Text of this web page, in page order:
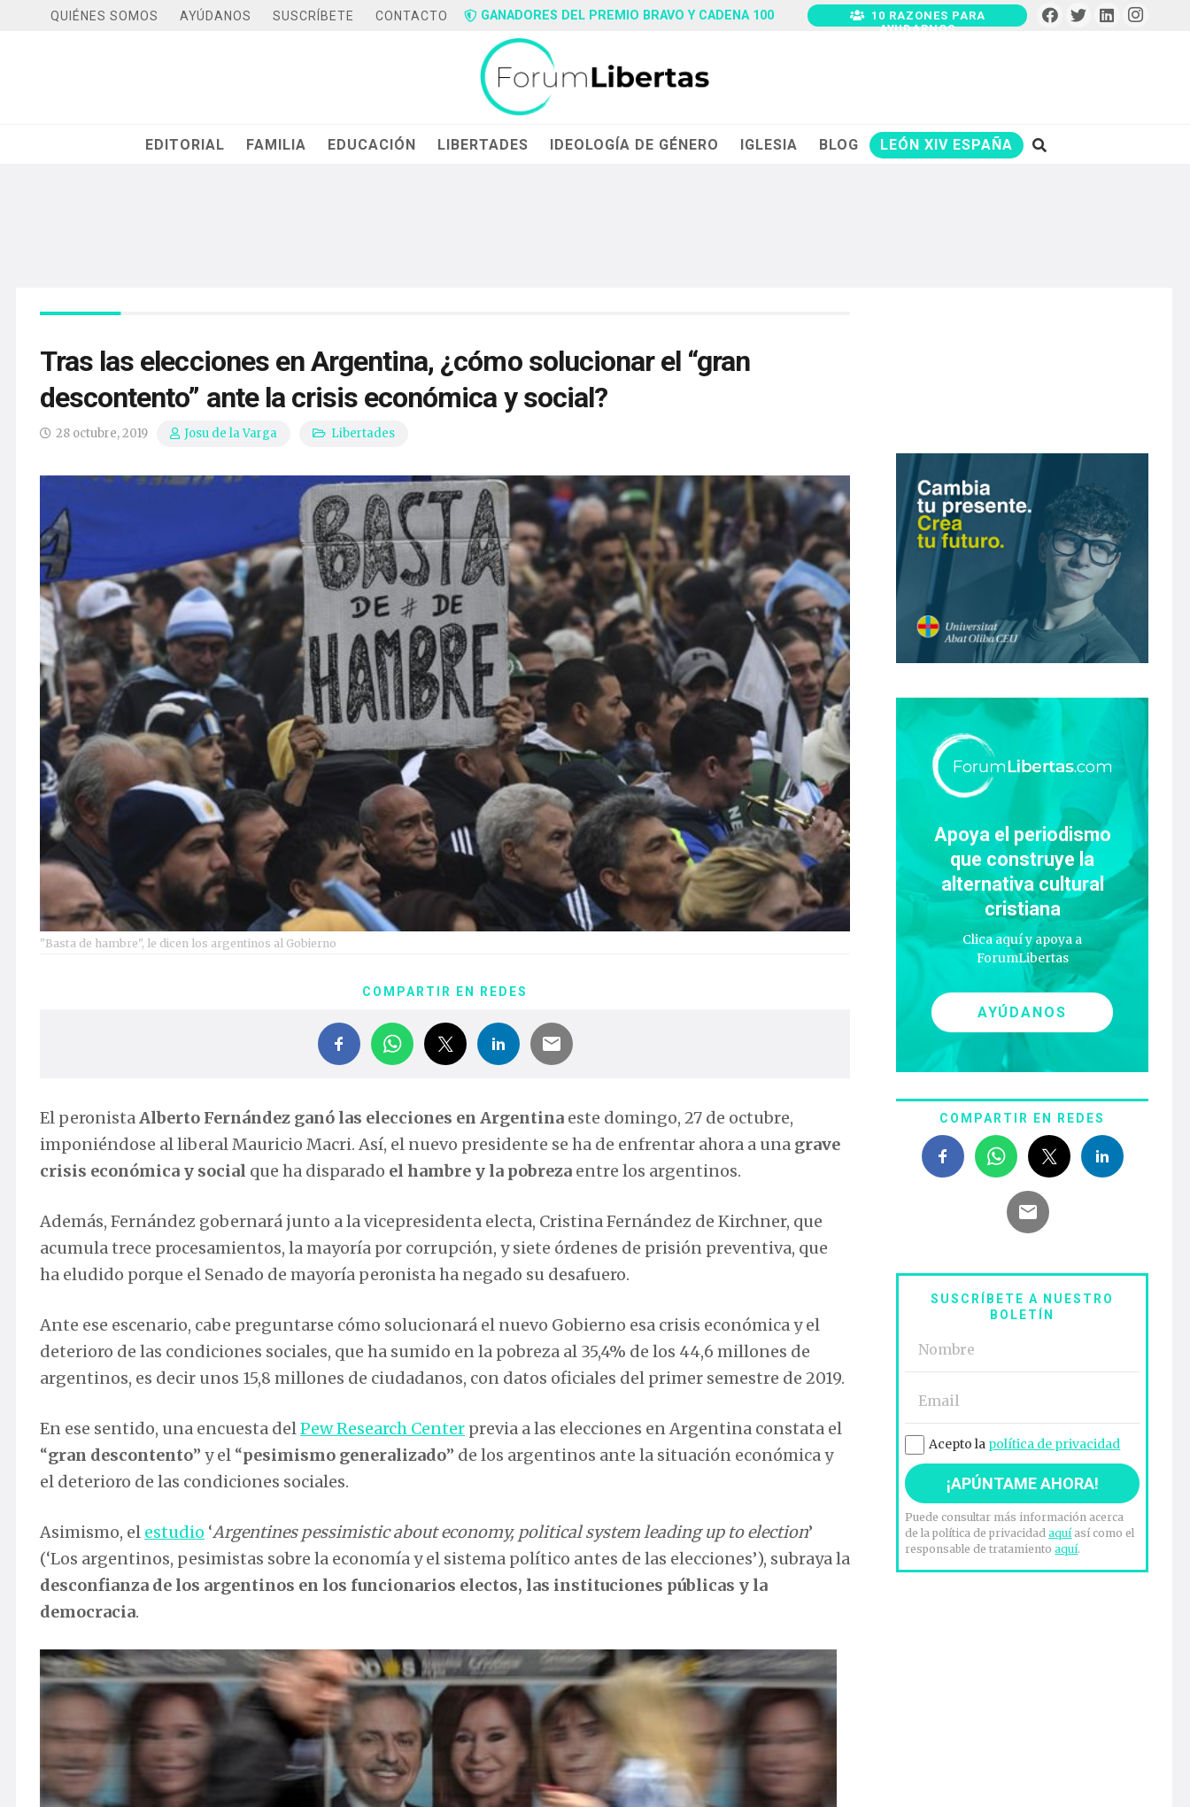
QUIÉNES SOMOS AYÚDANOS SUSCRÍBETE CONTACTO GANADORES DEL PREMIO BRAVO Y CADENA 100
10 RAZONES PARA
AYUDARNOS
EDITORIAL FAMILIA EDUCACIÓN LIBERTADES IDEOLOGÍA DE GÉNERO IGLESIA BLOG LEÓN XIV ESPAÑA
Tras las elecciones en Argentina, ¿cómo solucionar el “gran
descontento” ante la crisis económica y social?
28 octubre, 2019 Josu de la Varga Libertades
"Basta de hambre", le dicen los argentinos al Gobierno
COMPARTIR EN REDES
El peronista Alberto Fernández ganó las elecciones en Argentina este domingo, 27 de octubre,
imponiéndose al liberal Mauricio Macri. Así, el nuevo presidente se ha de enfrentar ahora a una grave
crisis económica y social que ha disparado el hambre y la pobreza entre los argentinos.
Además, Fernández gobernará junto a la vicepresidenta electa, Cristina Fernández de Kirchner, que
acumula trece procesamientos, la mayoría por corrupción, y siete órdenes de prisión preventiva, que
ha eludido porque el Senado de mayoría peronista ha negado su desafuero.
Ante ese escenario, cabe preguntarse cómo solucionará el nuevo Gobierno esa crisis económica y el
deterioro de las condiciones sociales, que ha sumido en la pobreza al 35,4% de los 44,6 millones de
argentinos, es decir unos 15,8 millones de ciudadanos, con datos oficiales del primer semestre de 2019.
En ese sentido, una encuesta del Pew Research Center previa a las elecciones en Argentina constata el
“gran descontento” y el “pesimismo generalizado” de los argentinos ante la situación económica y
el deterioro de las condiciones sociales.
Asimismo, el estudio ‘Argentines pessimistic about economy, political system leading up to election’
(‘Los argentinos, pesimistas sobre la economía y el sistema político antes de las elecciones’), subraya la
desconfianza de los argentinos en los funcionarios electos, las instituciones públicas y la
democracia.
Apoya el periodismo
que construye la
alternativa cultural
cristiana
Clica aquí y apoya a
ForumLibertas
AYÚDANOS
COMPARTIR EN REDES
SUSCRÍBETE A NUESTRO
BOLETÍN
Acepto la política de privacidad
Puede consultar más información acerca
de la política de privacidadaquíasí como el
responsable de tratamientoaquí.